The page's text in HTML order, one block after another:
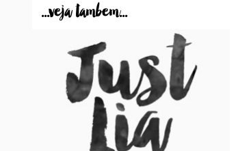
...veja tambem...